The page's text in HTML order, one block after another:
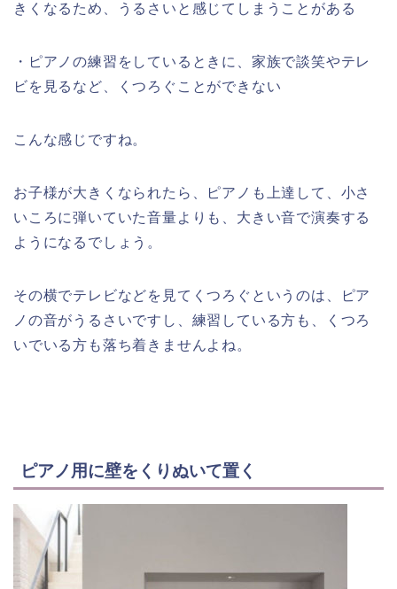
きくなるため、うるさいと感じてしまうことがある
・ピアノの練習をしているときに、家族で談笑やテレ
ビを見るなど、くつろぐことができない
こんな感じですね。
お子様が大きくなられたら、ピアノも上達して、小さ
いころに弾いていた音量よりも、大きい音で演奏する
ようになるでしょう。
その横でテレビなどを見てくつろぐというのは、ピア
ノの音がうるさいですし、練習している方も、くつろ
いでいる方も落ち着きませんよね。
ピアノ用に壁をくりぬいて置く